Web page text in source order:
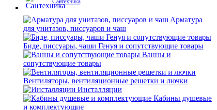
Сантехника
Арматура
для унитазов, писсуаров и чаш
Биде, писсуары, чаши Генуя и сопутствующие товары
Ванны и
сопутствующие товары
Вентиляторы, вентиляционные решетки и лючки
Инсталляции
Кабины душевые
и комплектующие